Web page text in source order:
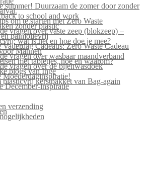
summer! Duurzaam de zomer door zonder
to school and work
om te starten met Zero Waste
zonder plastic
vragen over vaste zeep (blokzeep) –
palmolievrij
wat is het en hoe doe je mee?
Cadeaus: Zero Waste Cadeau
Mannen
vragen over wasbaar maandverband
met tabletjes, hoe en waarom?
vragen over de bijenwasdoek
blogs van Inge
Moederdaginspiratie!
plasticvrij kerstpakket van Bag-again
December-inspiratie
verzending